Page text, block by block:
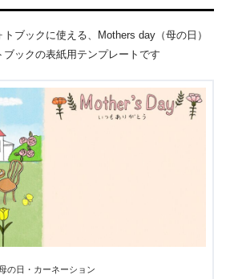
ブックに使える、Mothers day（母の日）
ックの表紙用テンプレートです
の日・カーネーション